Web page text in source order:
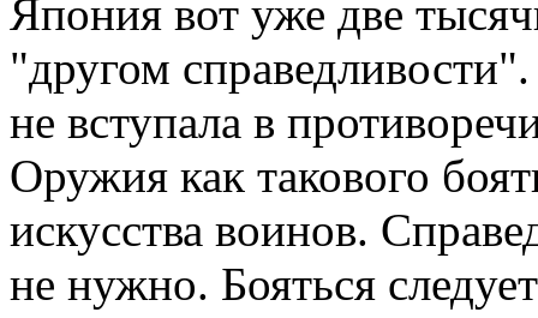
Япония вот уже две
"другом
не вступала в
Оружия как такового
искусства воинов.
не нужно. Бояться